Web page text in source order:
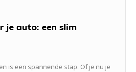
je auto: een slim
is een spannende stap. Of je nu je